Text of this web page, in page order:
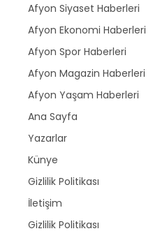
Afyon Siyaset Haberleri
Afyon Ekonomi Haberleri
Afyon Spor Haberleri
Afyon Magazin Haberleri
Afyon Yaşam Haberleri
Ana Sayfa
Yazarlar
Künye
Gizlilik Politikası
İletişim
Gizlilik Politikası